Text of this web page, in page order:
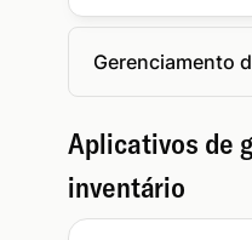
Gerenciamento
Aplicativos de
inventário